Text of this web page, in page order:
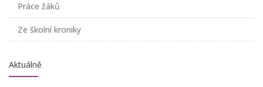
Práce žáků
Ze školní kroniky
Aktuálně